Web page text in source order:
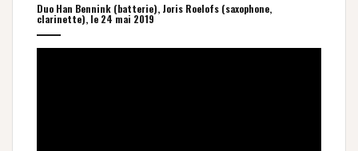
Duo Han Bennink (batterie), Joris Roelofs (saxophone,
clarinette), le 24 mai 2019